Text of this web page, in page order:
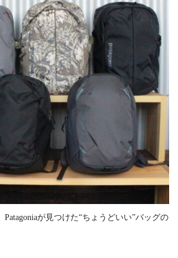
が見つけた“ちょうどいい”バッグの